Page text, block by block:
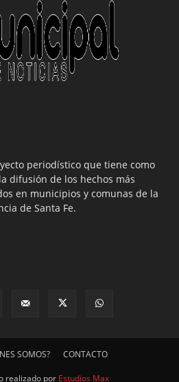
periodístico que tiene como
difusión de los hechos más
en municipios y comunas de la
de Santa Fe.
SOMOS? CONTACTO
realizado por Estudios Max